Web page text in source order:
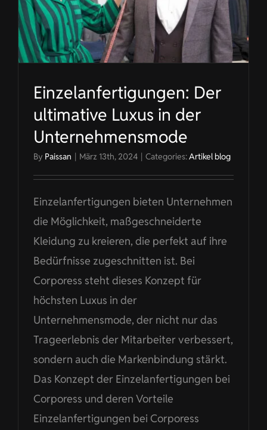
Einzelanfertigungen: Der
ultimative Luxus in der
Unternehmensmode
By Paissan | März 13th, 2024 | Categories:Artikel blog
Einzelanfertigungen bieten Unternehmen
die Möglichkeit, maßgeschneiderte
Kleidung zu kreieren, die perfekt auf ihre
Bedürfnisse zugeschnitten ist. Bei
Corporess steht dieses Konzept für
höchsten Luxus in der
Unternehmensmode, der nicht nur das
Trageerlebnis der Mitarbeiter verbessert,
sondern auch die Markenbindung stärkt.
Das Konzept der Einzelanfertigungen bei
Corporess und deren Vorteile
Einzelanfertigungen bei Corporess